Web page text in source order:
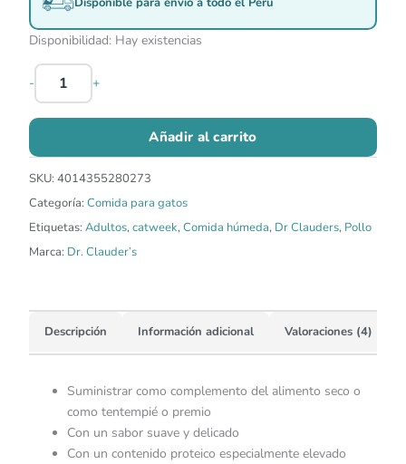
Disponibilidad: Hay existencias
- +
Añadir al carrito
SKU: 4014355280273
Categoría: Comida para gatos
Etiquetas: Adultos,catweek,Comida húmeda, Dr Clauders, Pollo
Marca: Dr. Clauder’s
Descripción Información adicional Valoraciones (4)
Suministrar como complemento del alimento seco o
como tentempié o premio
Con un sabor suave y delicado
Con un contenido proteico especialmente elevado